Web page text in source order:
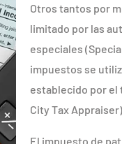
Otros tantos por
limitado por las
especiales
impuestos se
establecido por el
City Tax
El impuesto de